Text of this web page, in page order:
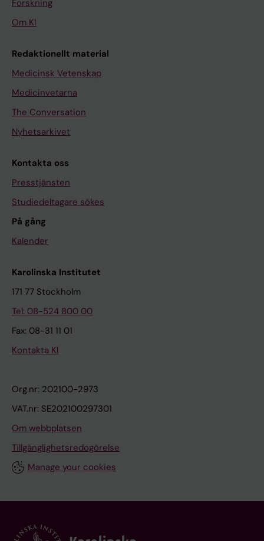
Forskning
Om KI
Redaktionellt material
Medicinsk Vetenskap
Medicinvetarna
The Conversation
Nyhetsarkivet
Kontakta oss
Presstjänsten
Studiedeltagare sökes
På gång
Kalender
Karolinska Institutet
171 77 Stockholm
Tel: 08-524 800 00
Fax: 08-31 11 01
Kontakta KI
Org.nr: 202100-2973
VAT.nr: SE202100297301
Om webbplatsen
Tillgänglighetsredogörelse
Manage your cookies